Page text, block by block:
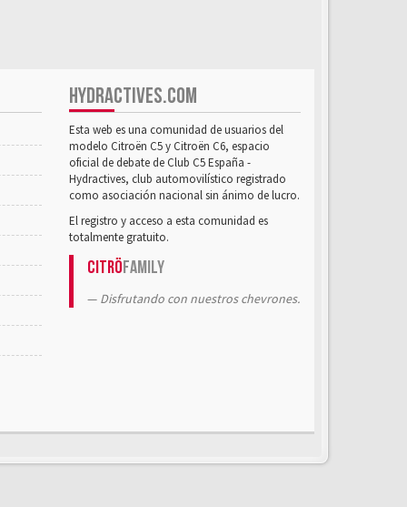
HYDRACTIVES.COM
Esta web es una comunidad de usuarios del
modelo Citroën C5 y Citroën C6, espacio
oficial de debate de Club C5 España -
Hydractives, club automovilístico registrado
como asociación nacional sin ánimo de lucro.
El registro y acceso a esta comunidad es
totalmente gratuito.
CitröFamily
Disfrutando con nuestros chevrones.